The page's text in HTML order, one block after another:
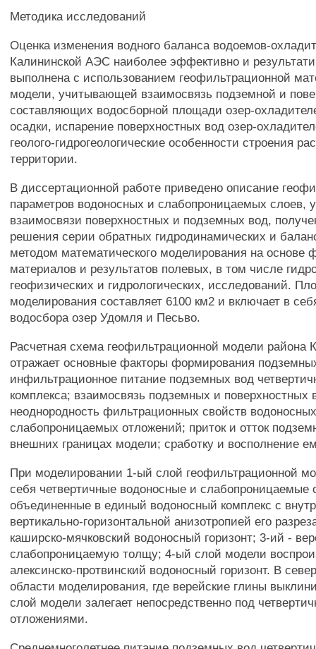
Методика исследований
Оценка изменения водного баланса водоемов-
Калининской АЭС наиболее эффективно и
выполнена с использованием геофильтрационной
модели, учитывающей взаимосвязь подземной и
составляющих водосборной площади озер-
осадки, испарение поверхностных вод озер-
геолого-гидрогеологические особенности строения
территории.
В диссертационной работе приведено описание
параметров водоносных и слабопроницаемых слоев,
взаимосвязи поверхностных и подземных вод,
решения серии обратных гидродинамических и
методом математического моделирования на основе
материалов и результатов полевых, в том числе
геофизических и гидрологических, исследований.
моделирования составляет 6100 км2 и включает в
водосбора озер Удомля и Песьво.
Расчетная схема геофильтрационной модели района
отражает основные факторы формирования
инфильтрационное питание подземных вод
комплекса; взаимосвязь подземных и поверхностных
неоднородность фильтрационных свойств
слабопроницаемых отложений; приток и отток
внешних границах модели; сработку и восполнение
При моделировании 1-ый слой геофильтрационной
себя четвертичные водоносные и слабопроницаемые
объединенные в единый водоносный комплекс с
вертикально-горизонтальной анизотропией его
каширско-мячковский водоносный горизонт; 3-ий -
слабопроницаемую толщу; 4-ый слой модели
алексинско-протвинский водоносный горизонт. В
области моделирования, где верейские глины
слой модели залегает непосредственно под
отложениями.